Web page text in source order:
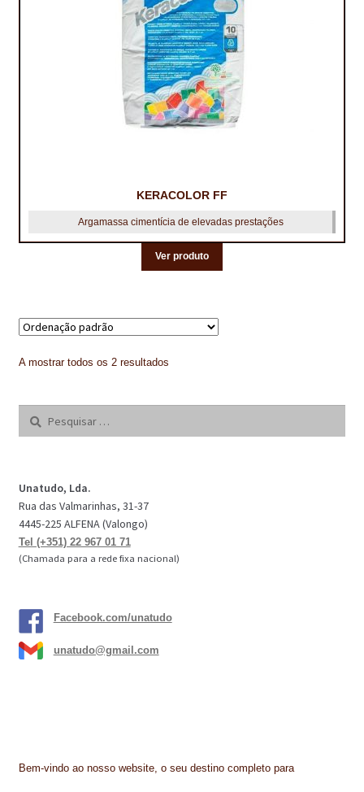
IMPERMEABILIZAÇÃO EM PISCINAS
IMPERMEABILIZAÇÕES GERAIS
INQUÉRITO DE SATISFAÇÃO DO CLIENTE
ISOLAMENTO TÉRMICO (ETICS)
PRODUTOS E SOLUÇÕES TÉCNICAS PARA PROFISSIONAIS
PRODUTOS ECOLÓGICOS CERTIFICADOS
PRODUTOS PARA A INDÚSTRIA AUTOMÓVEL
PROFISSIONAIS
PROTEÇÃO DE FERRO
REVESTIMENTO DE TANQUES E SILOS
KERACOLOR FF
Argamassa cimentícia de elevadas prestações
Ver produto
A mostrar todos os 2 resultados
Pesquisar
Unatudo, Lda.
Rua das Valmarinhas, 31-37
4445-225 ALFENA (Valongo)
Tel (+351) 22 967 01 71
(Chamada para a rede fixa nacional)
Facebook.com/unatudo
unatudo@gmail.com
Bem-vindo ao nosso website, o seu destino completo para